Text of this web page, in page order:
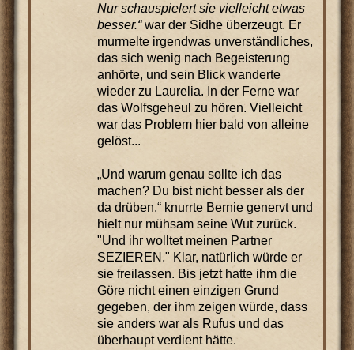
Nur schauspielert sie vielleicht etwas
besser.“war der Sidhe überzeugt. Er
murmelte irgendwas unverständliches,
das sich wenig nach Begeisterung
anhörte, und sein Blick wanderte
wieder zu Laurelia. In der Ferne war
das Wolfsgeheul zu hören. Vielleicht
war das Problem hier bald von alleine
gelöst...
„Und warum genau sollte ich das
machen? Du bist nicht besser als der
da drüben.“ knurrte Bernie genervt und
hielt nur mühsam seine Wut zurück.
"Und ihr wolltet meinen Partner
SEZIEREN." Klar, natürlich würde er
sie freilassen. Bis jetzt hatte ihm die
Göre nicht einen einzigen Grund
gegeben, der ihm zeigen würde, dass
sie anders war als Rufus und das
überhaupt verdient hätte.